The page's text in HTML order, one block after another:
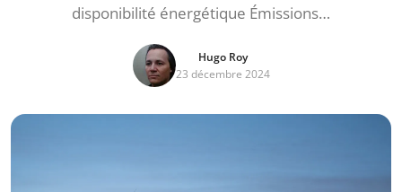
disponibilité énergétique Émissions…
Hugo Roy
23 décembre 2024